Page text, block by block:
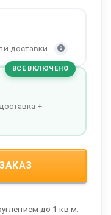
доставки.
ВСЁ ВКЛЮЧЕНО
+
до 1 кв.м.